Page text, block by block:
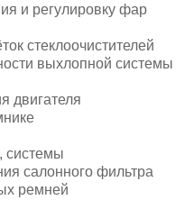
и регулировку фар
стеклоочистителей
выхлопной системы
двигателя
системы
салонного фильтра
ремней